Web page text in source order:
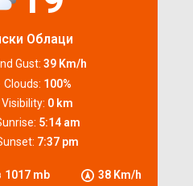
Облаци
1017 mb 38 Km/h
Gust: 39 Km/h
Clouds: 100%
Visibility: 0 km
5:14 am
7:37 pm